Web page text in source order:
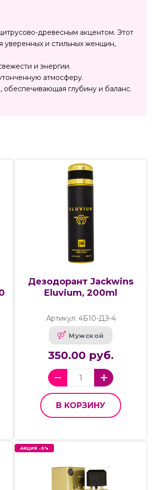
древесным акцентом. Этот
уверенных и стильных женщин,
и энергии.
атмосферу.
глубину и баланс.
Дезодорант Jackwins
Eluvium, 200ml
Артикул: 4Б10-ДЗ-4
Мужской
350.00 руб.
В КОРЗИНУ
АКЦИЯ -3%